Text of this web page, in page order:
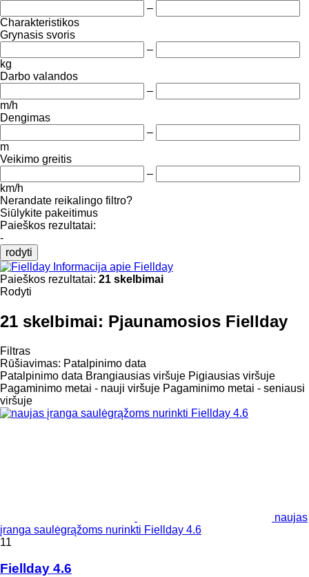
–
Charakteristikos
Grynasis svoris
–
kg
Darbo valandos
–
m/h
Dengimas
–
m
Veikimo greitis
–
km/h
Nerandate reikalingo filtro?
Siūlykite pakeitimus
Paieškos rezultatai:
-
rodyti
Informacija apie Fiellday
Paieškos rezultatai: 21 skelbimai
Rodyti
21 skelbimai: Pjaunamosios Fiellday
Filtras
Rūšiavimas: Patalpinimo data
Patalpinimo data Brangiausias viršuje Pigiausias viršuje
Pagaminimo metai - nauji viršuje Pagaminimo metai - seniausi
viršuje
naujas
įranga saulėgrąžoms nurinkti Fiellday 4.6
11
Fiellday 4.6